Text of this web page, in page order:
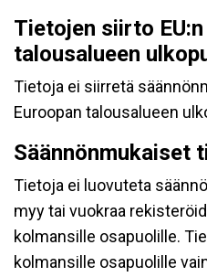
Tietojen siirto
talousalueen
Tietoja ei siirretä
Euroopan talousalueen
Säännönmukaiset
Tietoja ei luovuteta
myy tai vuokraa
kolmansille osapuolille.
kolmansille osapuolille